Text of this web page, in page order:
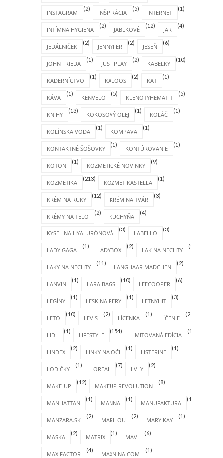
INSTAGRAM
(2)
INŠPIRÁCIA
(5)
INTERNET
(1)
INTÍMNA HYGIENA
(2)
JABLKOVÉ
(12)
JAR
(4)
JEDÁLNIČEK
(2)
JENNYFER
(2)
JESEŇ
(6)
JOHN FRIEDA
(1)
JUST PLAY
(2)
KABELKY
(10)
KADERNÍCTVO
(1)
KALOOS
(2)
KAT
(1)
KÁVA
(1)
KENVELO
(5)
KLENOTYHEMATIT
(5)
KNIHY
(13)
KOKOSOVÝ OLEJ
(1)
KOLÁČ
(1)
KOLÍNSKA VODA
(1)
KOMPAVA
(1)
KONTAKTNÉ ŠOŠOVKY
(1)
KONTÚROVANIE
(1)
KOTON
(1)
KOZMETICKÉ NOVINKY
(9)
KOZMETIKA
(213)
KOZMETIKASTELLA
(1)
KRÉM NA RUKY
(12)
KRÉM NA TVÁR
(3)
KRÉMY NA TELO
(2)
KUCHYŇA
(4)
KYSELINA HYALURÓNOVÁ
(3)
LABELLO
(3)
LADY GAGA
(1)
LADYBOX
(2)
LAK NA NECHTY
(1)
LAKY NA NECHTY
(11)
LANGHAAR MADCHEN
(2)
LANVIN
(1)
LARA BAGS
(10)
LEECOOPER
(6)
LEGÍNY
(1)
LESK NA PERY
(1)
LETNYHIT
(3)
LETO
(10)
LEVIS
(2)
LÍCENKA
(1)
LÍČENIE
(25)
LIDL
(1)
LIFESTYLE
(154)
LIMITOVANÁ EDÍCIA
(1)
LINDEX
(2)
LINKY NA OČI
(1)
LISTERINE
(1)
LODIČKY
(1)
LOREAL
(7)
LVLY
(2)
MAKE-UP
(12)
MAKEUP REVOLUTION
(8)
MANHATTAN
(1)
MANNA
(1)
MANUFAKTURA
(1)
MANZARA.SK
(2)
MARILOU
(2)
MARY KAY
(1)
MASKA
(2)
MATRIX
(1)
MAVI
(6)
MAX FACTOR
(4)
MAXNINA.COM
(1)